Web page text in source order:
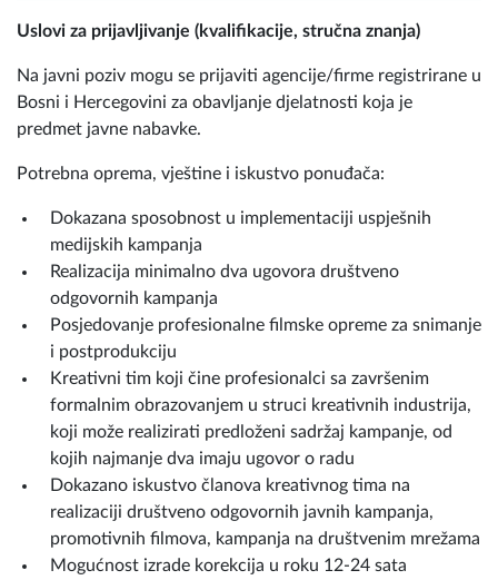
Uslovi za prijavljivanje (kvalifikacije, stručna znanja)
Na javni poziv mogu se prijaviti agencije/firme registrirane u
Bosni i Hercegovini za obavljanje djelatnosti koja je
predmet javne nabavke.
Potrebna oprema, vještine i iskustvo ponuđača:
Dokazana sposobnost u implementaciji uspješnih
medijskih kampanja
Realizacija minimalno dva ugovora društveno
odgovornih kampanja
Posjedovanje profesionalne filmske opreme za snimanje
i postprodukciju
Kreativni tim koji čine profesionalci sa završenim
formalnim obrazovanjem u struci kreativnih industrija,
koji može realizirati predloženi sadržaj kampanje, od
kojih najmanje dva imaju ugovor o radu
Dokazano iskustvo članova kreativnog tima na
realizaciji društveno odgovornih javnih kampanja,
promotivnih filmova, kampanja na društvenim mrežama
Mogućnost izrade korekcija u roku 12-24 sata